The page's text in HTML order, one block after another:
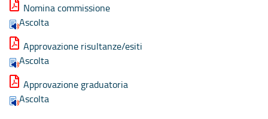
Nomina commissione
Ascolta
Approvazione risultanze/esiti
Ascolta
Approvazione graduatoria
Ascolta